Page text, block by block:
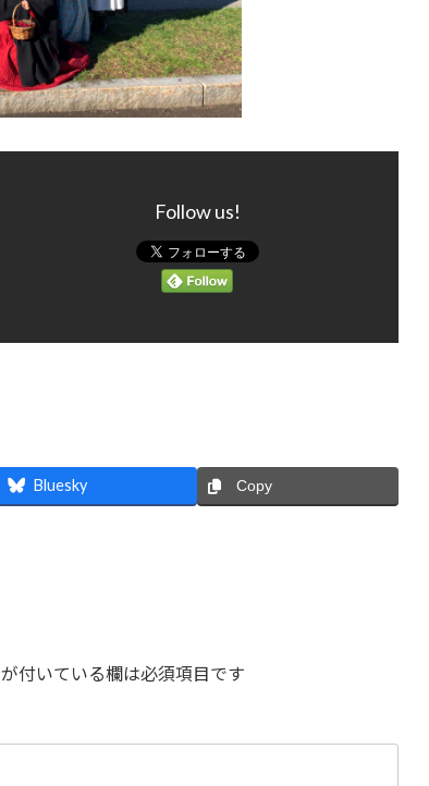
Follow us!
Bluesky Copy
が付いている欄は必須項目です